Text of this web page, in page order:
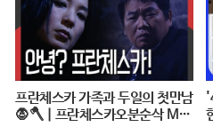
프란체스카 가족과 두일의 첫만남
🧛🪓 | 프란체스카오분순삭 MB